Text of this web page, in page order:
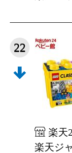
22
楽天
楽天ジ